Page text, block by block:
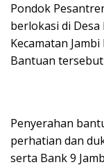
Pondok
berlokasi di
Kecamatan
Bantuan
Penyerahan
perhatian dan
serta Bank 9